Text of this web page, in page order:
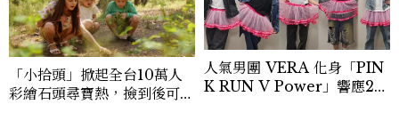
「小拾頭」掀起全台10萬人
彩繪石頭尋寶熱，撿到後可以
人氣男團 VERA 化身「PIN
K RUN V Power」響應20